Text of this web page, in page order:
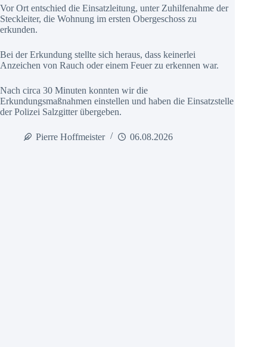
Vor Ort entschied die Einsatzleitung, unter Zuhilfenahme der
Steckleiter, die Wohnung im ersten Obergeschoss zu
erkunden.
Bei der Erkundung stellte sich heraus, dass keinerlei
Anzeichen von Rauch oder einem Feuer zu erkennen war.
Nach circa 30 Minuten konnten wir die
Erkundungsmaßnahmen einstellen und haben die Einsatzstelle
der Polizei Salzgitter übergeben.
Pierre Hoffmeister 06.08.2026